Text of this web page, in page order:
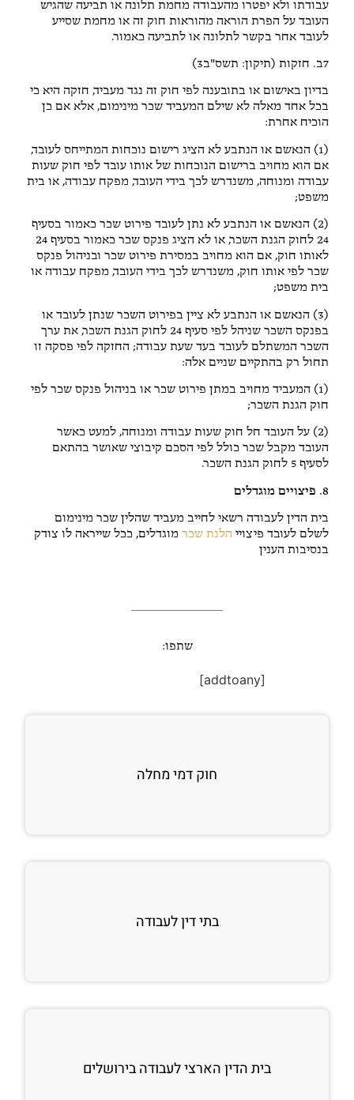
עבודתו ולא יפטרו מהעבודה מחמת תלונה או תביעה שהגיש
העובד על הפרת הוראה מהוראות חוק זה או מחמת שסייע
לעובד אחר בקשר לתלונה או לתביעה כאמור.
7ב. חזקות (תיקון: תשס"ב3)
בדיון באישום או בתובענה לפי חוק זה נגד מעביד, חזקה היא כי
בכל אחד מאלה לא שילם המעביד שכר מינימום, אלא אם כן
הוכיח אחרת:
(1) הנאשם או הנתבע לא הציג רישום נוכחות המתייחס לעובד,
אם הוא מחויב ברישום הנוכחות של אותו עובד לפי חוק שעות
עבודה ומנוחה, משנדרש לכך בידי העובד, מפקח עבודה, או בית
משפט;
(2) הנאשם או הנתבע לא נתן לעובד פירוט שכר כאמור בסעיף
24 לחוק הגנת השכר, או לא הציג פנקס שכר כאמור בסעיף 24
לאותו חוק, אם הוא מחויב במסירת פירוט שכר ובניהול פנקס
שכר לפי אותו חוק, משנדרש לכך בידי העובד, מפקח עבודה או
בית משפט;
(3) הנאשם או הנתבע לא ציין בפירוט השכר שנתן לעובד או
בפנקס השכר שניהל לפי סעיף 24 לחוק הגנת השכר, את ערך
השכר המשתלם לעובד בעד שעת עבודה; החזקה לפי פסקה זו
תחול רק בהתקיים שניים אלה:
(1) המעביד מחויב במתן פירוט שכר או בניהול פנקס שכר לפי
חוק הגנת השכר;
(2) על העובד חל חוק שעות עבודה ומנוחה, למעט כאשר
העובד מקבל שכר כולל לפי הסכם קיבוצי שאושר בהתאם
לסעיף 5 לחוק הגנת השכר.
8. פיצויים מוגדלים
בית הדין לעבודה רשאי לחייב מעביד שהלין שכר מינימום
לשלם לעובד פיצויי הלנת שכר מוגדלים, ככל שייראה לו צודק
בנסיבות הענין
שתפו:
[addtoany]
חוק דמי מחלה
בתי דין לעבודה
בית הדין הארצי לעבודה בירושלים